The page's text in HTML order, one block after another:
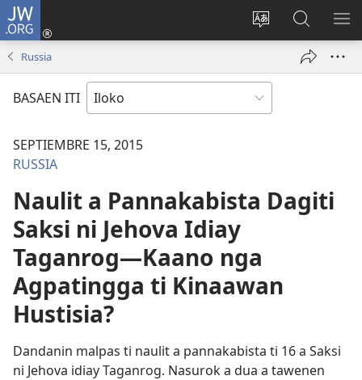
JW.ORG
Baliwan
lengguahe
ti
site
Ag-
log
(manglukat
iti
Agbirok
iti
JW.ORG
Russia
BASAEN ITI
SEPTIEMBRE 15, 2015
RUSSIA
Naulit a Pannakabista Dagiti
Saksi ni Jehova Idiay
Taganrog—Kaano nga
Agpatingga ti Kinaawan
Hustisia?
Dandanin malpas ti naulit a pannakabista ti 16 a Saksi
ni Jehova idiay Taganrog. Nasurok a dua a tawenen